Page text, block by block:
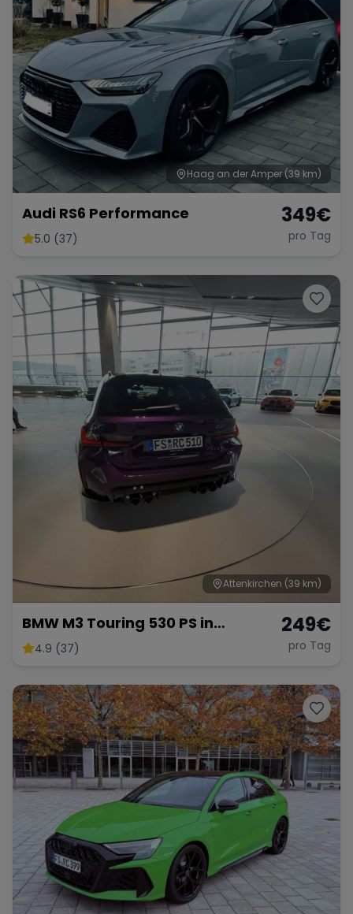
Haag an der Amper (39 km)
Audi RS6 Performance
5.0 (37)
349€
pro Tag
Attenkirchen (39 km)
BMW M3 Touring 530 PS in
Individuell Purple
4.9 (37)
249€
pro Tag